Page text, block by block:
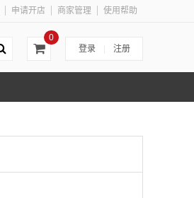
申请开店 商家管理 使用帮助
登录 注册
0